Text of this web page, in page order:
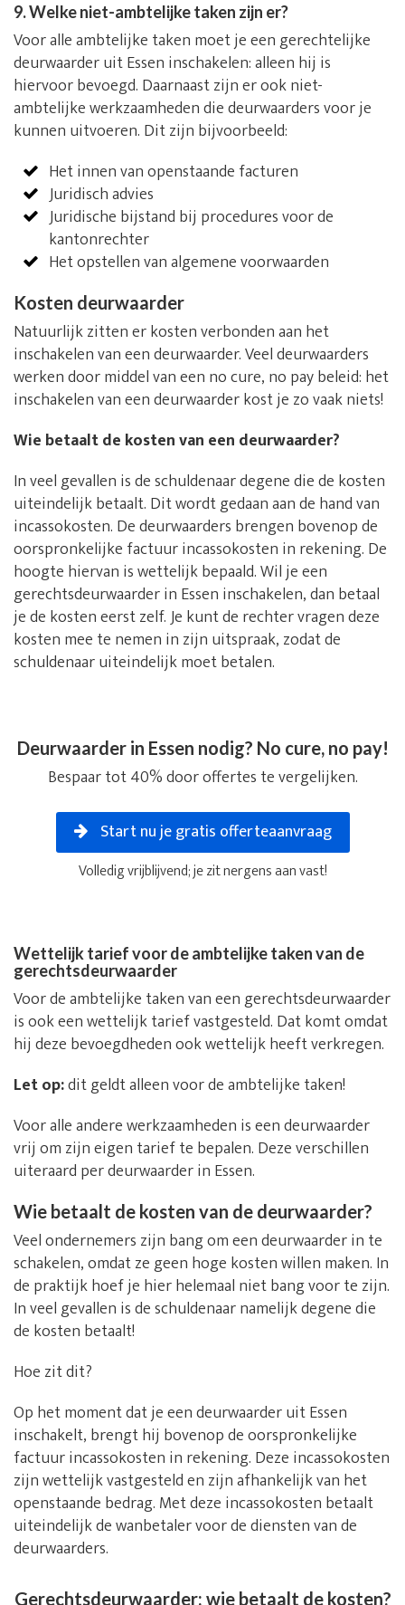
9. Welke niet-ambtelijke taken zijn er?
Voor alle ambtelijke taken moet je een gerechtelijke
deurwaarder uit Essen inschakelen: alleen hij is
hiervoor bevoegd. Daarnaast zijn er ook niet-
ambtelijke werkzaamheden die deurwaarders voor je
kunnen uitvoeren. Dit zijn bijvoorbeeld:
Het innen van openstaande facturen
Juridisch advies
Juridische bijstand bij procedures voor de
kantonrechter
Het opstellen van algemene voorwaarden
Kosten deurwaarder
Natuurlijk zitten er kosten verbonden aan het
inschakelen van een deurwaarder. Veel deurwaarders
werken door middel van een no cure, no pay beleid: het
inschakelen van een deurwaarder kost je zo vaak niets!
Wie betaalt de kosten van een deurwaarder?
In veel gevallen is de schuldenaar degene die de kosten
uiteindelijk betaalt. Dit wordt gedaan aan de hand van
incassokosten. De deurwaarders brengen bovenop de
oorspronkelijke factuur incassokosten in rekening. De
hoogte hiervan is wettelijk bepaald. Wil je een
gerechtsdeurwaarder in Essen inschakelen, dan betaal
je de kosten eerst zelf. Je kunt de rechter vragen deze
kosten mee te nemen in zijn uitspraak, zodat de
schuldenaar uiteindelijk moet betalen.
Deurwaarder in Essen nodig? No cure, no pay!
Bespaar tot 40% door offertes te vergelijken.
Start nu je gratis offerteaanvraag
Volledig vrijblijvend; je zit nergens aan vast!
Wettelijk tarief voor de ambtelijke taken van de
gerechtsdeurwaarder
Voor de ambtelijke taken van een gerechtsdeurwaarder
is ook een wettelijk tarief vastgesteld. Dat komt omdat
hij deze bevoegdheden ook wettelijk heeft verkregen.
Let op:dit geldt alleen voor de ambtelijke taken!
Voor alle andere werkzaamheden is een deurwaarder
vrij om zijn eigen tarief te bepalen. Deze verschillen
uiteraard per deurwaarder in Essen.
Wie betaalt de kosten van de deurwaarder?
Veel ondernemers zijn bang om een deurwaarder in te
schakelen, omdat ze geen hoge kosten willen maken. In
de praktijk hoef je hier helemaal niet bang voor te zijn.
In veel gevallen is de schuldenaar namelijk degene die
de kosten betaalt!
Hoe zit dit?
Op het moment dat je een deurwaarder uit Essen
inschakelt, brengt hij bovenop de oorspronkelijke
factuur incassokosten in rekening. Deze incassokosten
zijn wettelijk vastgesteld en zijn afhankelijk van het
openstaande bedrag. Met deze incassokosten betaalt
uiteindelijk de wanbetaler voor de diensten van de
deurwaarders.
Gerechtsdeurwaarder: wie betaalt de kosten?